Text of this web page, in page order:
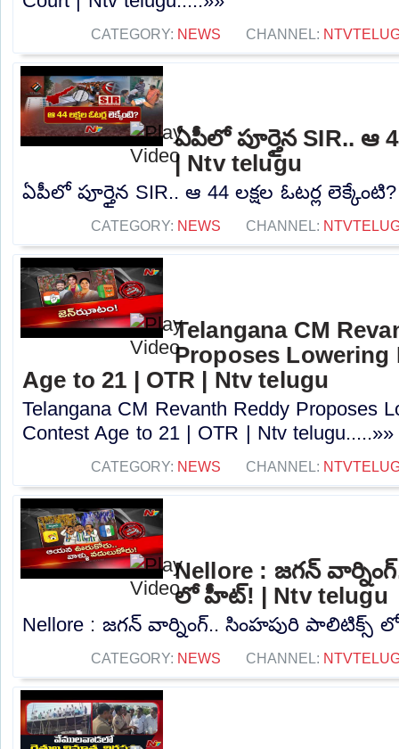
CATEGORY: NEWS CHANNEL:
ఏపీలో పూర్తైన SIR.. ఆ
| Ntv telugu
ఏపీలో పూర్తైన SIR.. ఆ 44 లక్షల ఓటర్ల
CATEGORY: NEWS CHANNEL:
Telangana CM
Proposes Lowering
Age to 21 | OTR | Ntv telugu
Telangana CM Revanth Reddy Proposes
Contest Age to 21 | OTR | Ntv telugu.....»»
CATEGORY: NEWS CHANNEL:
Nellore : జగన్
లో హీట్! | Ntv telugu
Nellore : జగన్ వార్నింగ్.. సింహపురి పాలిటిక్స్
CATEGORY: NEWS CHANNEL: